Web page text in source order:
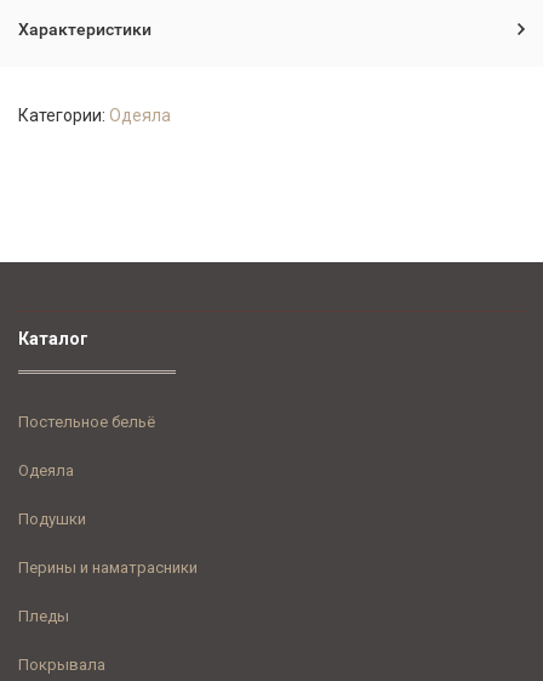
Характеристики
Категории: Одеяла
Каталог
Постельное бельё
Одеяла
Подушки
Перины и наматрасники
Пледы
Покрывала